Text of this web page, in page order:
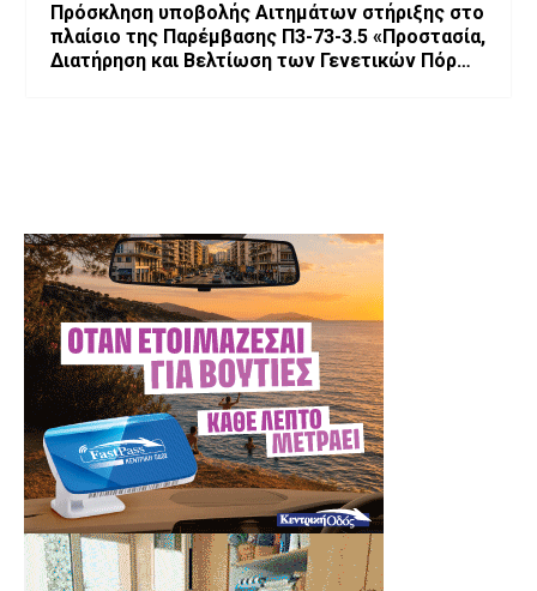
Πρόσκληση υποβολής Αιτημάτων στήριξης στο
πλαίσιο της Παρέμβασης Π3-73-3.5 «Προστασία,
Διατήρηση και Βελτίωση των Γενετικών Πόρων